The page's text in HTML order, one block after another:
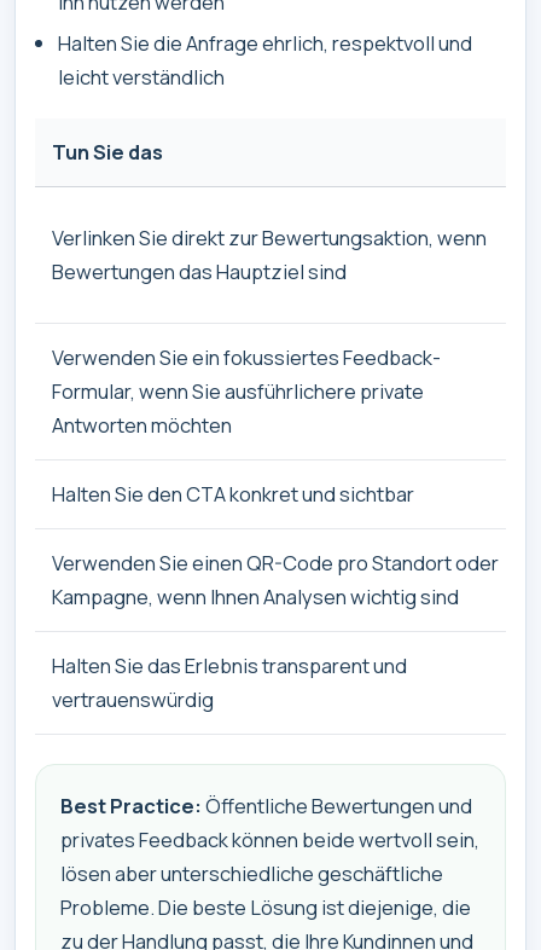
Halten Sie die Anfrage ehrlich, respektvoll und
leicht verständlich
Tun Sie das
Verlinken Sie direkt zur Bewertungsaktion, wenn
Bewertungen das Hauptziel sind
Verwenden Sie ein fokussiertes Feedback-
Formular, wenn Sie ausführlichere private
Antworten möchten
Halten Sie den CTA konkret und sichtbar
Verwenden Sie einen QR-Code pro Standort oder
Kampagne, wenn Ihnen Analysen wichtig sind
Halten Sie das Erlebnis transparent und
vertrauenswürdig
Best Practice: Öffentliche Bewertungen und
privates Feedback können beide wertvoll sein,
lösen aber unterschiedliche geschäftliche
Probleme. Die beste Lösung ist diejenige, die
zu der Handlung passt, die Ihre Kundinnen und